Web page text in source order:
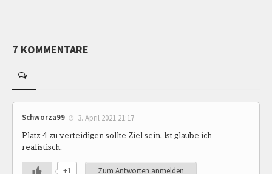
7 KOMMENTARE
Schworza99 3. April 2021 21:17
Platz 4 zu verteidigen sollte Ziel sein. Ist glaube ich
realistisch.
+1 Zum Antworten anmelden